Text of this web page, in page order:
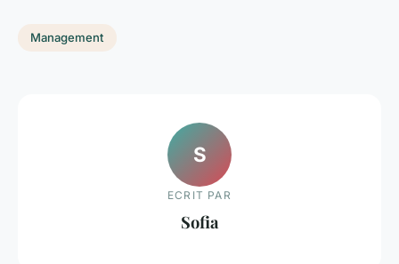
Management
S
ECRIT PAR
Sofia